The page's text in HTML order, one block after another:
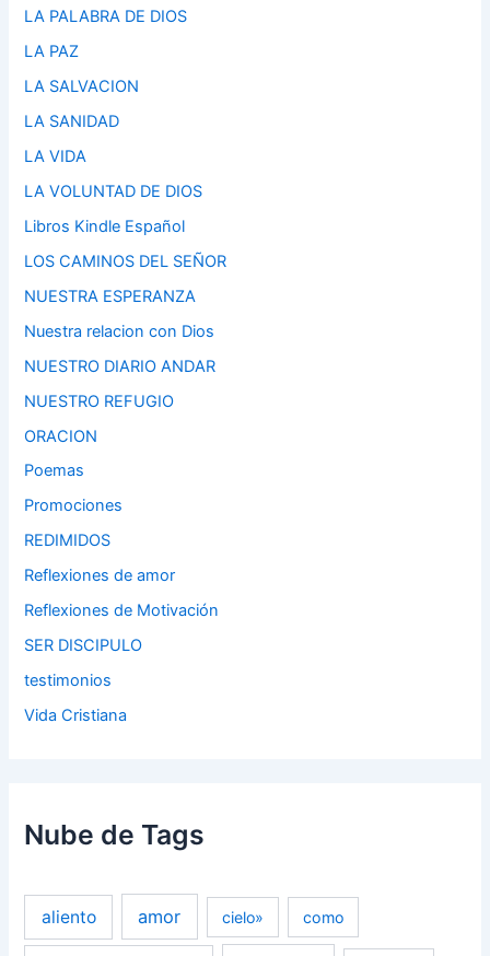
LA PALABRA DE DIOS
LA PAZ
LA SALVACION
LA SANIDAD
LA VIDA
LA VOLUNTAD DE DIOS
Libros Kindle Español
LOS CAMINOS DEL SEÑOR
NUESTRA ESPERANZA
Nuestra relacion con Dios
NUESTRO DIARIO ANDAR
NUESTRO REFUGIO
ORACION
Poemas
Promociones
REDIMIDOS
Reflexiones de amor
Reflexiones de Motivación
SER DISCIPULO
testimonios
Vida Cristiana
Nube de Tags
aliento amor cielo» como